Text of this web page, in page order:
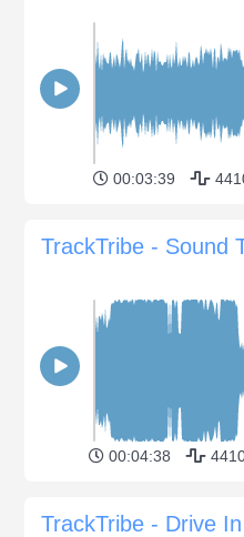
00:03:39
TrackTribe - Sound
00:04:38
TrackTribe - Drive In